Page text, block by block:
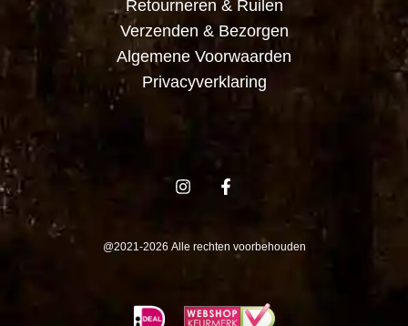
Retourneren & Ruilen
Verzenden & Bezorgen
Algemene Voorwaarden
Privacyverklaring
@2021-2026 Alle rechten voorbehouden